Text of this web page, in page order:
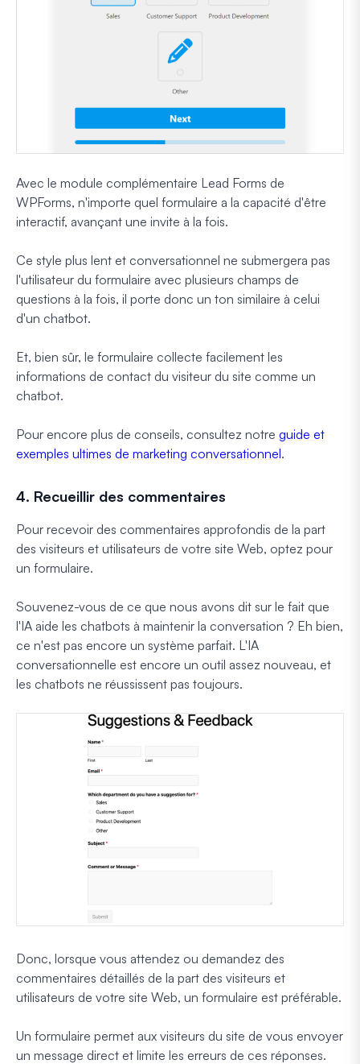
Avec le module complémentaire Lead Forms de
WPForms, n'importe quel formulaire a la capacité d'être
interactif, avançant une invite à la fois.
Ce style plus lent et conversationnel ne submergera pas
l'utilisateur du formulaire avec plusieurs champs de
questions à la fois, il porte donc un ton similaire à celui
d'un chatbot.
Et, bien sûr, le formulaire collecte facilement les
informations de contact du visiteur du site comme un
chatbot.
Pour encore plus de conseils, consultez notre guide et
exemples ultimes de marketing conversationnel.
4. Recueillir des commentaires
Pour recevoir des commentaires approfondis de la part
des visiteurs et utilisateurs de votre site Web, optez pour
un formulaire.
Souvenez-vous de ce que nous avons dit sur le fait que
l'IA aide les chatbots à maintenir la conversation ? Eh bien,
ce n'est pas encore un système parfait. L'IA
conversationnelle est encore un outil assez nouveau, et
les chatbots ne réussissent pas toujours.
Donc, lorsque vous attendez ou demandez des
commentaires détaillés de la part des visiteurs et
utilisateurs de votre site Web, un formulaire est préférable.
Un formulaire permet aux visiteurs du site de vous envoyer
un message direct et limite les erreurs de ces réponses.